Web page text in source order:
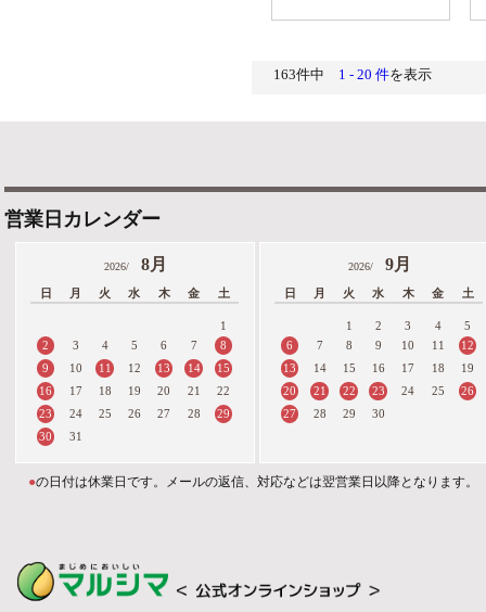
163件中 1 - 20 件を表示
営業日カレンダー
2026/ 8月
日 月 火 水 木 金 土
1
2
3 4 5 6 7
8
9
10 11 12 13 14
15
16
17 18 19 20 21
22
23
24 25 26 27 28
29
30
31
2026/ 9月
日 月 火 水 木 金 土
1 2 3 4
5
6
7 8 9 10 11
12
13
14 15 16 17 18
19
20
21 22 23 24 25
26
27
28 29 30
●の日付は休業日です。メールの返信、対応などは翌営業日以降となります。